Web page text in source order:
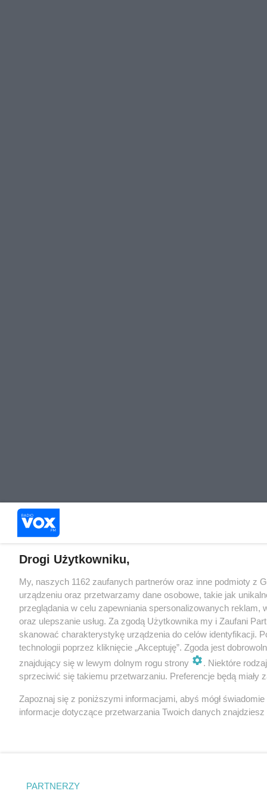
Drogi Użytkowniku,
My, naszych 1162 zaufanych partnerów oraz inne podmioty z
urządzeniu oraz przetwarzamy dane osobowe, takie jak
przeglądania w celu zapewniania spersonalizowanych
oraz ulepszanie usług. Za zgodą Użytkownika my i Zaufani
skanować charakterystykę urządzenia do celów identyfikacji.
technologii poprzez kliknięcie „Akceptuję”. Zgoda jest
znajdujący się w lewym dolnym rogu strony
. Niektóre
sprzeciwić się takiemu przetwarzaniu. Preferencje będą miały
Zapoznaj się z poniższymi informacjami, abyś mógł
informacje dotyczące przetwarzania Twoich danych
PARTNERZY